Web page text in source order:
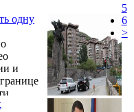
написал
Армении Гор
одну
и
5
6
>